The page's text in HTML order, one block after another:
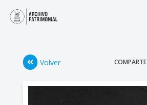
Volver COMPARTE